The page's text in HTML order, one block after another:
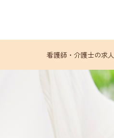
看護師・介護士の求人